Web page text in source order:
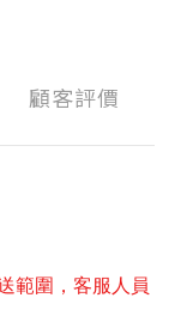
顧客評價
範圍，客服人員